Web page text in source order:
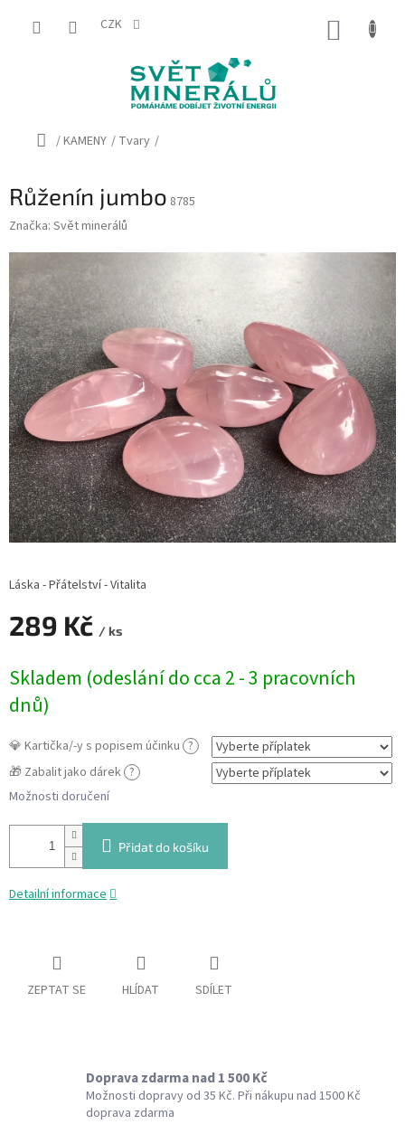
CZK
Domů
/KAMENY / Tvary /
Růženín jumbo 8785
Značka: Svět minerálů
289 Kč / ks
cena:
Skladem (odeslání do cca 2 - 3 pracovních
dnů)
💎 Kartička/-y s popisem účinku ?
🎁 Zabalit jako dárek ?
Možnosti doručení
Přidat do košíku
Láska - Přátelství - Vitalita
Detailní informace
ZEPTAT SE HLÍDAT SDÍLET
Doprava zdarma nad 1 500 Kč
Možnosti dopravy od 35 Kč. Při nákupu nad 1500 Kč
doprava zdarma